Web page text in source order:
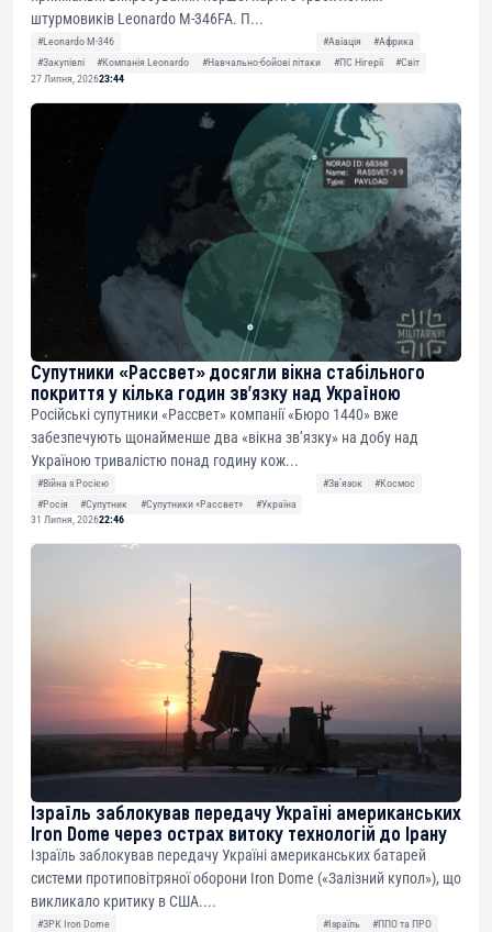
штурмовиків Leonardo M-346FA. П...
#Leonardo M-346 #Авіація
#Африка
#Закупівлі
#Компанія Leonardo #Навчально-бойові літаки #ПС Нігерії
#Світ
27 Липня, 202623:44
Супутники «Рассвет» досягли вікна стабільного
покриття у кілька годин зв’язку над Україною
Російські супутники «Рассвет» компанії «Бюро 1440» вже
забезпечують щонайменше два «вікна зв’язку» на добу над
Україною тривалістю понад годину кож...
#Війна з Росією #Звʼязок
#Космос
#Росія
#Супутник #Супутники «Рассвет»
#Україна
31 Липня, 202622:46
Ізраїль заблокував передачу Україні американських
Iron Dome через острах витоку технологій до Ірану
Ізраїль заблокував передачу Україні американських батарей
системи протиповітряної оборони Iron Dome («Залізний купол»), що
викликало критику в США....
#ЗРК Iron Dome #Ізраїль
#ППО та ПРО